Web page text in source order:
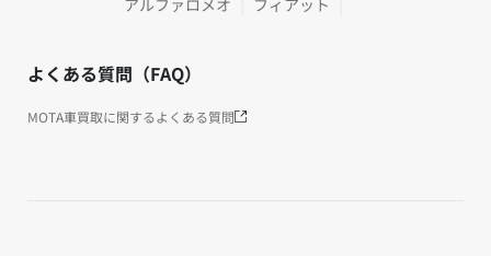
よくある質問（FAQ）
MOTA車買取に関するよくある質問